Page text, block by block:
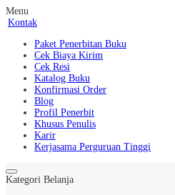
Menu
Kontak
Paket Penerbitan Buku
Cek Biaya Kirim
Cek Resi
Katalog Buku
Konfirmasi Order
Blog
Profil Penerbit
Khusus Penulis
Karir
Kerjasama Perguruan Tinggi
Kategori Belanja